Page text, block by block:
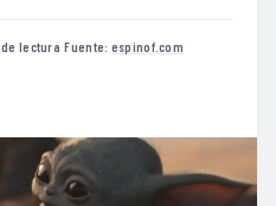
lectura·Fuente: espinof.com